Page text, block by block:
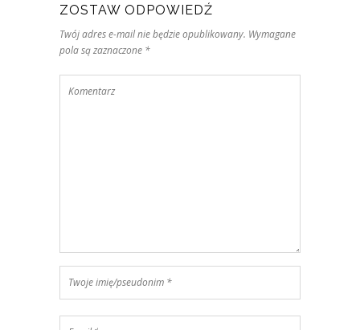
ZOSTAW ODPOWIEDŹ
Twój adres e-mail nie będzie opublikowany. Wymagane
pola są zaznaczone *